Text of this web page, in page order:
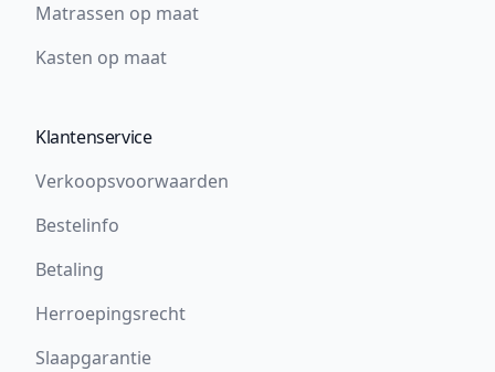
Matrassen op maat
Kasten op maat
Klantenservice
Verkoopsvoorwaarden
Bestelinfo
Betaling
Herroepingsrecht
Slaapgarantie